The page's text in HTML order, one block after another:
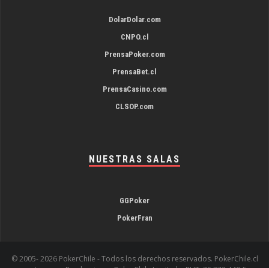
DolarDolar.com
CNPO.cl
PrensaPoker.com
PrensaBet.cl
PrensaCasino.com
CLSOP.com
NUESTRAS SALAS
GGPoker
PokerFran
© 2005-2026 PokerChile - Todos los derechos reservados. PokerChile.cl